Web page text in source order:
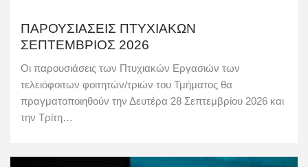
ΠΑΡΟΥΣΙΑΣΕΙΣ ΠΤΥΧΙΑΚΩΝ
ΣΕΠΤΕΜΒΡΙΟΣ 2026
Οι παρουσιάσεις των Πτυχιακών Εργασιών των
τελειόφοιτων φοιτητών/τριών του Τμήματος θα
πραγματοποιηθούν την Δευτέρα 28 Σεπτεμβρίου 2026 και
την Τρίτη…